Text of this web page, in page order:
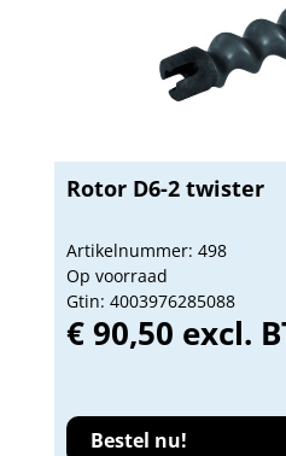
Rotor D6-2 twister
Artikelnummer: 498
Op voorraad
Gtin: 4003976285088
€ 90,50 excl.
Bestel nu!